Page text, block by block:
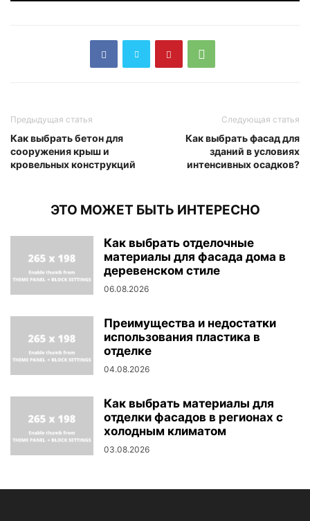
Предыдущая статья
Как выбрать бетон для
сооружения крыш и
кровельных конструкций
Следующая статья
Как выбрать фасад для
зданий в условиях
интенсивных осадков?
ЭТО МОЖЕТ БЫТЬ ИНТЕРЕСНО
Как выбрать отделочные
материалы для фасада дома в
деревенском стиле
06.08.2026
Преимущества и недостатки
использования пластика в
отделке
04.08.2026
Как выбрать материалы для
отделки фасадов в регионах с
холодным климатом
03.08.2026